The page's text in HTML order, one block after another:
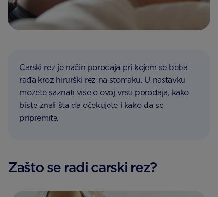
Carski rez je način porođaja pri kojem se beba
rađa kroz hirurški rez na stomaku. U nastavku
možete saznati više o ovoj vrsti porođaja, kako
biste znali šta da očekujete i kako da se
pripremite.
Zašto se radi carski rez?